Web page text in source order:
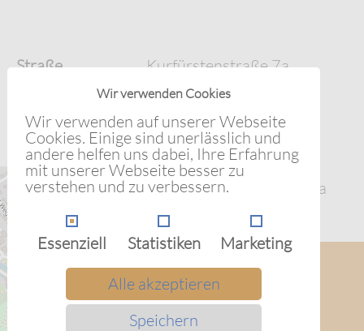
Wir verwenden Cookies
Wir verwenden auf unserer Webseite
Cookies. Einige sind unerlässlich und
andere helfen uns dabei, Ihre Erfahrung
mit unserer Webseite besser zu
verstehen und zu verbessern.
Essenziell Statistiken
Marketing
Alle akzeptieren
Speichern
Straße
Kurfürstenstraße 7a
54516 Wittlich
Bundesland
Rheinland-Pfalz
Land
Deutschland
Lehrsaal des DRK, 1. Stock, Kurfürstenstr. 7a